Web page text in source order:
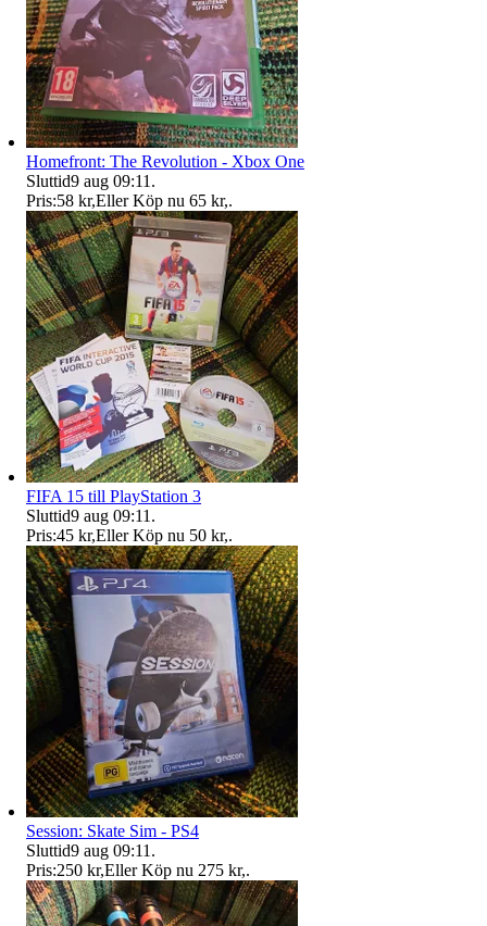
Homefront: The Revolution - Xbox One
Sluttid9 aug 09:11 .
Pris:58 kr,Eller Köp nu 65 kr,.
FIFA 15 till PlayStation 3
Sluttid9 aug 09:11 .
Pris:45 kr,Eller Köp nu 50 kr,.
Session: Skate Sim - PS4
Sluttid9 aug 09:11 .
Pris:250 kr,Eller Köp nu 275 kr,.